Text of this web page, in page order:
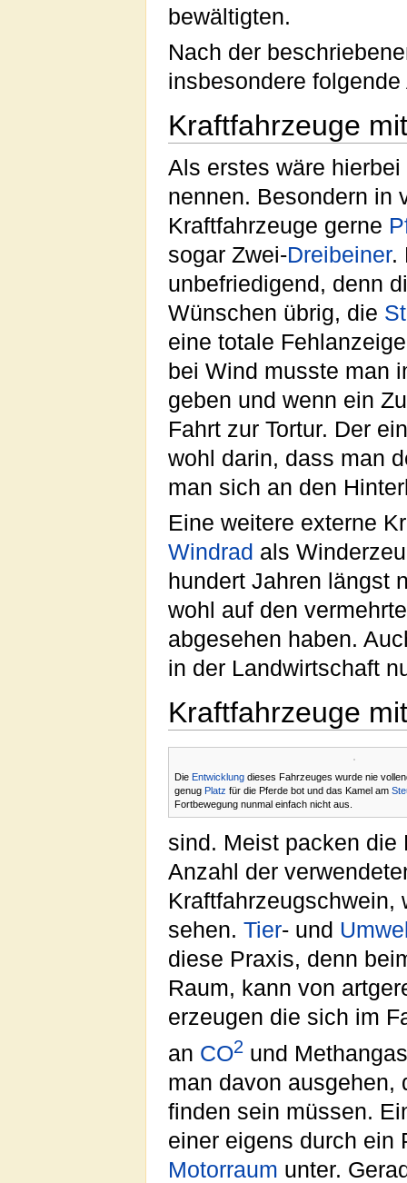
bewältigten.
Nach der
insbesondere
Kraftfahrzeuge
Als erstes wäre
nennen. Besondern in
Kraftfahrzeuge gerne
sogar Zwei-Dreibeiner.
unbefriedigend, denn
Wünschen übrig, die
eine totale
bei Wind musste man
geben und wenn ein
Fahrt zur Tortur. Der
wohl darin, dass man
man sich an den
Eine weitere externe
Windrad als
hundert Jahren längst
wohl auf den
abgesehen haben.
in der Landwirtschaft
Kraftfahrzeuge
Die Entwicklung dieses Fahrzeuges wurde nie
genug Platz für die Pferde bot und das Kamel am
Fortbewegung nunmal einfach nicht aus.
sind. Meist packen die
Anzahl der
Kraftfahrzeugschwein,
sehen. Tier- und
diese Praxis, denn
Raum, kann von
erzeugen die sich im
an CO2 und
man davon ausgehen,
finden sein müssen.
einer eigens durch ein
Motorraum unter.